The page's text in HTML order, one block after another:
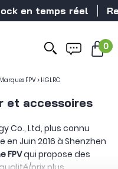
réel Revendeur
0
Marques FPV> HGLRC
et accessoires
Co., Ltd, plus connu
en Juin 2016 à Shenzhen
FPVqui propose des